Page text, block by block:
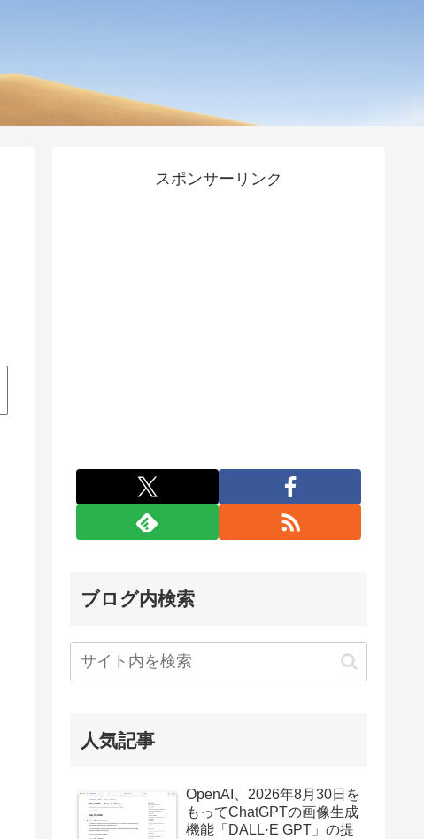
スポンサーリンク
ブログ内検索
人気記事
OpenAI、2026年8月30日を
もってChatGPTの画像生成
機能「DALL·E GPT」の提